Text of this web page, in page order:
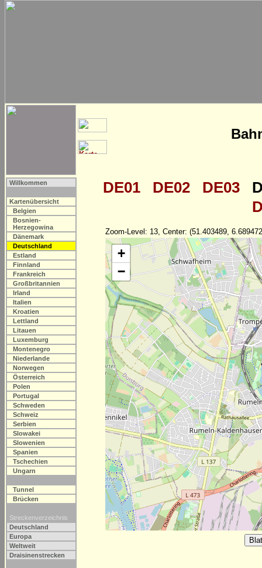
Willkommen
Kartenübersicht
Belgien
Bosnien-
Herzegowina
Dänemark
Deutschland
Estland
Finnland
Frankreich
Großbritannien
Irland
Italien
Kroatien
Lettland
Litauen
Luxemburg
Montenegro
Niederlande
Norwegen
Österreich
Polen
Portugal
Schweden
Schweiz
Serbien
Slowakei
Slowenien
Spanien
Tschechien
Ungarn
Tunnel
Brücken
Streckenverzeichnis
Deutschland
Europa
Weltweit
Draisinenstrecken
DE01 DE02 DE03
Zoom-Level: 13, Center: (51.403489,
+
−